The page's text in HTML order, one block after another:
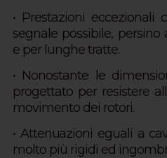
• Prestazioni
segnale possibile,
e per lunghe tratte.
• Nonostante le
progettato per resistere
movimento dei rotori.
• Attenuazioni eguali a
molto più rigidi ed